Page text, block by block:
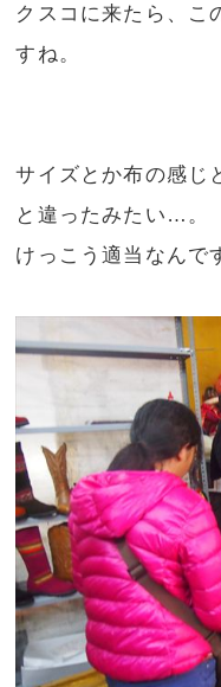
クスコに来たら、こ
すね。
サイズとか布の感じ
と違ったみたい…。
けっこう適当なんで